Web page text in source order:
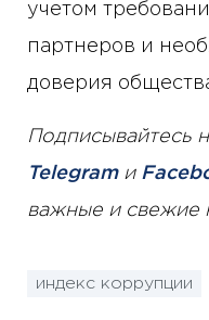
учетом
партнеров и
доверия
Подписывайтесь
Telegramи
важные и свежие
индекс коррупции